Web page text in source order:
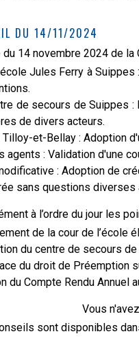
DU 14/11/2024
14 novembre 2024 de
Jules Ferry à
de secours de Suippes
de divers acteurs.
et-Bellay : Adoption
agents : Validation d'une
: Adoption de
sans questions diverses
à l’ordre du jour les
de la cour de
du centre de secours
du droit de Préemption
du Compte Rendu Annuel
Vous
sont disponibles